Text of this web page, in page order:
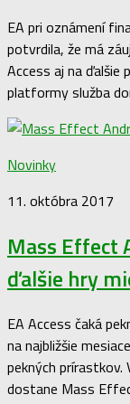
EA pri oznámení
potvrdila, že má
Access aj na ďalšie
platformy služba
Novinky
11. októbra 2017
Mass Effect
ďalšie hry
EA Access čaká
na najbližšie
pekných prírastkov.
dostane Mass